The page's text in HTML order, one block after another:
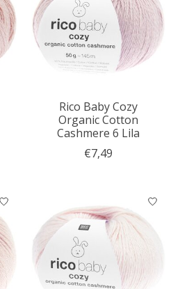
Rico Baby Cozy
Organic Cotton
Cashmere 6 Lila
€7,49